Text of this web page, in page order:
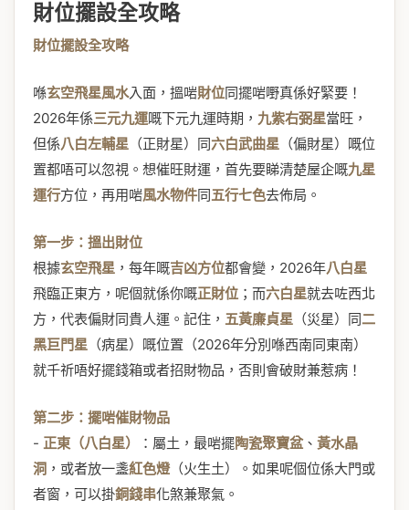
財位擺設全攻略
財位擺設全攻略
喺玄空飛星風水入面，搵啱財位同擺啱嘢真係好緊要！
2026年係三元九運嘅下元九運時期， 九紫右弼星當旺，
但係八白左輔星 （正財星）同六白武曲星 （偏財星）嘅位
置都唔可以忽視。想催旺財運，首先要睇清楚屋企嘅九星
運行方位，再用啱風水物件同五行七色去佈局。
第一步：搵出財位
根據玄空飛星 ，每年嘅吉凶方位都會變，2026年八白星
飛臨正東方，呢個就係你嘅正財位 ；而六白星就去咗西北
方，代表偏財同貴人運。記住， 五黃廉貞星 （災星）同二
黑巨門星 （病星）嘅位置（2026年分別喺西南同東南）
就千祈唔好擺錢箱或者招財物品，否則會破財兼惹病！
第二步：擺啱催財物品
- 正東（八白星） ：屬土，最啱擺陶瓷聚寶盆、 黃水晶
洞 ，或者放一盞紅色燈（火生土）。如果呢個位係大門或
者窗，可以掛銅錢串化煞兼聚氣。